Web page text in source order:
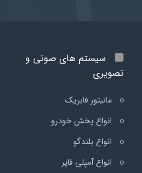
سیستم های صوتی و
تصویری
مانیتور فابریک
انواع پخش خودرو
انواع بلندگو
انواع آمپلی فایر